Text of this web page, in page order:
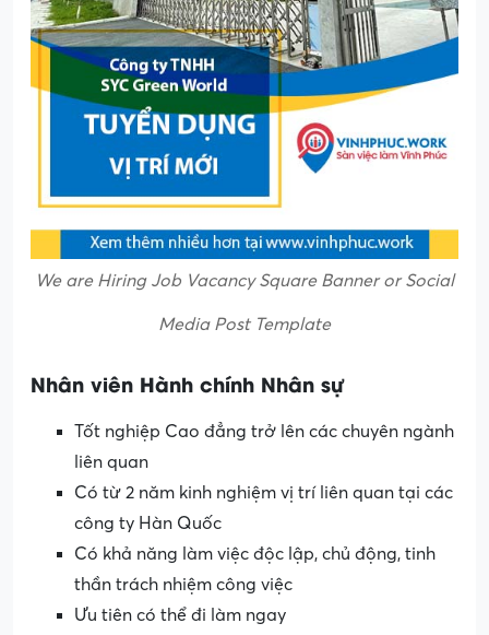
We are Hiring Job Vacancy Square Banner or Social
Media Post Template
Nhân viên Hành chính Nhân sự
Tốt nghiệp Cao đẳng trở lên các chuyên ngành
liên quan
Có từ 2 năm kinh nghiệm vị trí liên quan tại các
công ty Hàn Quốc
Có khả năng làm việc độc lập, chủ động, tinh
thần trách nhiệm công việc
Ưu tiên có thể đi làm ngay